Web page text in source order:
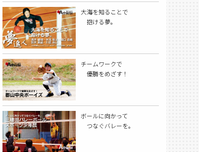
大海を知ることで
抱ける夢。
チームワークで
優勝をめざす！
ボールに向かって
つなぐバレーを。